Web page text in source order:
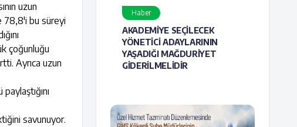
uzun
78,8'i bu süreyi
çoğunluğu
Ayrıca uzun
savunuyor.
Haber
AKADEMİYE SEÇİLECEK
YÖNETİCİ ADAYLARININ
YAŞADIĞI MAĞDURİYET
GİDERİLMELİDİR